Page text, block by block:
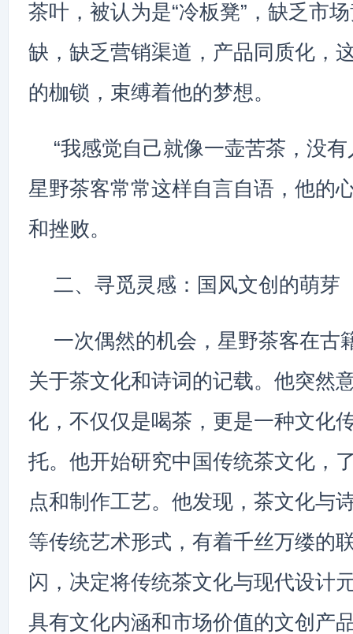
茶叶，被认为是“冷板凳”，缺乏市
缺，缺乏营销渠道，产品同质化，
的枷锁，束缚着他的梦想。
“我感觉自己就像一壶苦茶，没
星野茶客常常这样自言自语，他的
和挫败。
二、寻觅灵感：国风文创的萌芽
一次偶然的机会，星野茶客在古
关于茶文化和诗词的记载。他突然
化，不仅仅是喝茶，更是一种文化
托。他开始研究中国传统茶文化，
点和制作工艺。他发现，茶文化与
等传统艺术形式，有着千丝万缕的
闪，决定将传统茶文化与现代设计
具有文化内涵和市场价值的文创产